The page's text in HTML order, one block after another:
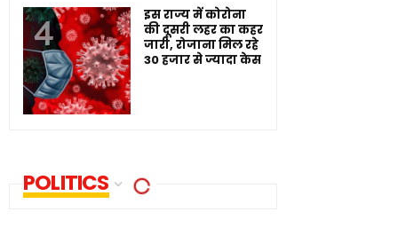
इस राज्य में कोरोना
की दूसरी लहर का कहर
जारी, रोजाना मिल रहे
30 हजार से ज्यादा केस
POLITICS